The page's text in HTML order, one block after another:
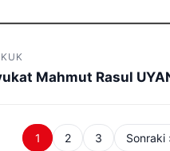
Mahmut Rasul
1 2 3 Sonraki